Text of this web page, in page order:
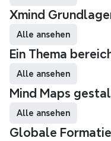
Xmind
Alle ansehen
Ein Thema
Alle ansehen
Mind Maps
Alle ansehen
Globale